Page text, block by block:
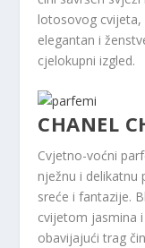
lotosovog cvijeta,
elegantan i
cjelokupni izgled.
CHANEL
Cvjetno-voćni
nježnu i delikatnu
sreće i fantazije.
cvijetom jasmina
obavijajući trag